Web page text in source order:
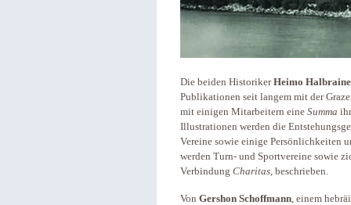
Die beiden HistorikerHeimo
Publikationen seit langem mit der
mit einigen Mitarbeitern eine Summa
Illustrationen werden die
Vereine sowie einige Persönlichkeiten
werden Turn- und Sportvereine sowie
Verbindung Charitas, beschrieben.
Von Gershon Schoffmann, einem